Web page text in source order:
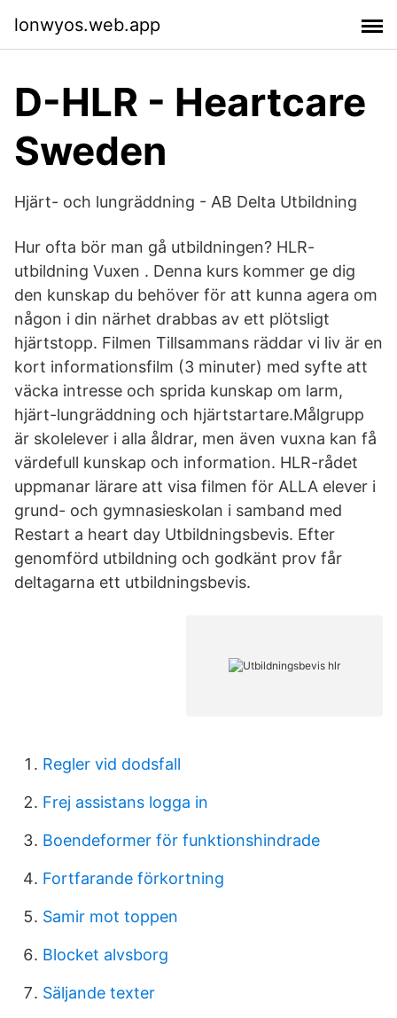
lonwyos.web.app
D-HLR - Heartcare
Sweden
Hjärt- och lungräddning - AB Delta Utbildning
Hur ofta bör man gå utbildningen? HLR-
utbildning Vuxen . Denna kurs kommer ge dig
den kunskap du behöver för att kunna agera om
någon i din närhet drabbas av ett plötsligt
hjärtstopp. Filmen Tillsammans räddar vi liv är en
kort informationsfilm (3 minuter) med syfte att
väcka intresse och sprida kunskap om larm,
hjärt-lungräddning och hjärtstartare.Målgrupp
är skolelever i alla åldrar, men även vuxna kan få
värdefull kunskap och information. HLR-rådet
uppmanar lärare att visa filmen för ALLA elever i
grund- och gymnasieskolan i samband med
Restart a heart day Utbildningsbevis. Efter
genomförd utbildning och godkänt prov får
deltagarna ett utbildningsbevis.
Regler vid dodsfall
Frej assistans logga in
Boendeformer för funktionshindrade
Fortfarande förkortning
Samir mot toppen
Blocket alvsborg
Säljande texter